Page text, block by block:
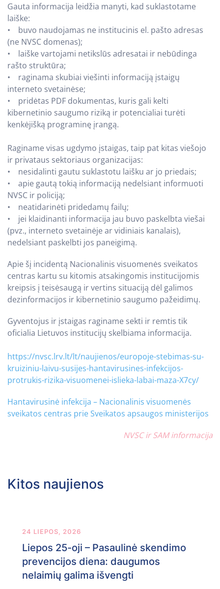
Gauta informacija leidžia manyti, kad suklastotame
laiške:
• buvo naudojamas ne institucinis el. pašto adresas
(ne NVSC domenas);
• laiške vartojami netikslūs adresatai ir nebūdinga
rašto struktūra;
• raginama skubiai viešinti informaciją įstaigų
interneto svetainėse;
• pridėtas PDF dokumentas, kuris gali kelti
kibernetinio saugumo riziką ir potencialiai turėti
kenkėjišką programinę įrangą.
Raginame visas ugdymo įstaigas, taip pat kitas viešojo
ir privataus sektoriaus organizacijas:
• nesidalinti gautu suklastotu laišku ar jo priedais;
• apie gautą tokią informaciją nedelsiant informuoti
NVSC ir policiją;
• neatidarinėti pridedamų failų;
• jei klaidinanti informacija jau buvo paskelbta viešai
(pvz., interneto svetainėje ar vidiniais kanalais),
nedelsiant paskelbti jos paneigimą.
Apie šį incidentą Nacionalinis visuomenės sveikatos
centras kartu su kitomis atsakingomis institucijomis
kreipsis į teisėsaugą ir vertins situaciją dėl galimos
dezinformacijos ir kibernetinio saugumo pažeidimų.
Gyventojus ir įstaigas raginame sekti ir remtis tik
oficialia Lietuvos institucijų skelbiama informacija.
https://nvsc.lrv.lt/lt/naujienos/europoje-stebimas-su-
kruiziniu-laivu-susijes-hantavirusines-infekcijos-
protrukis-rizika-visuomenei-islieka-labai-maza-X7cy/
Hantavirusinė infekcija – Nacionalinis visuomenės
sveikatos centras prie Sveikatos apsaugos ministerijos
NVSC ir SAM informacija
Kitos naujienos
24 LIEPOS, 2026
Liepos 25-oji – Pasaulinė skendimo
prevencijos diena: daugumos
nelaimių galima išvengti